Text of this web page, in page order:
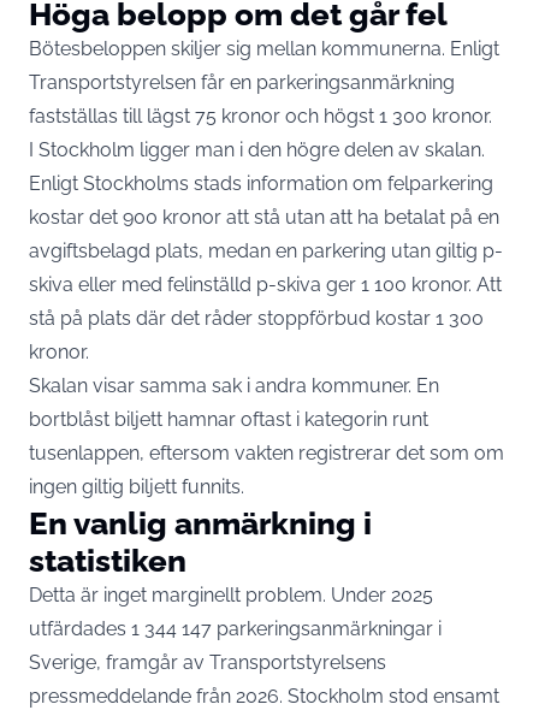
Höga belopp om det går fel
Bötesbeloppen skiljer sig mellan kommunerna. Enligt
Transportstyrelsen får en parkeringsanmärkning
fastställas till lägst 75 kronor och högst 1 300 kronor.
I Stockholm ligger man i den högre delen av skalan.
Enligt Stockholms stads information om felparkering
kostar det 900 kronor att stå utan att ha betalat på en
avgiftsbelagd plats, medan en parkering utan giltig p-
skiva eller med felinställd p-skiva ger 1 100 kronor. Att
stå på plats där det råder stoppförbud kostar 1 300
kronor.
Skalan visar samma sak i andra kommuner. En
bortblåst biljett hamnar oftast i kategorin runt
tusenlappen, eftersom vakten registrerar det som om
ingen giltig biljett funnits.
En vanlig anmärkning i
statistiken
Detta är inget marginellt problem. Under 2025
utfärdades 1 344 147 parkeringsanmärkningar i
Sverige, framgår av Transportstyrelsens
pressmeddelande från 2026. Stockholm stod ensamt